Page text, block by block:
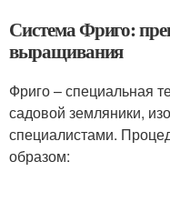
Система Фриго:
выращивания
Фриго – специальная
садовой земляники,
специалистами.
образом: